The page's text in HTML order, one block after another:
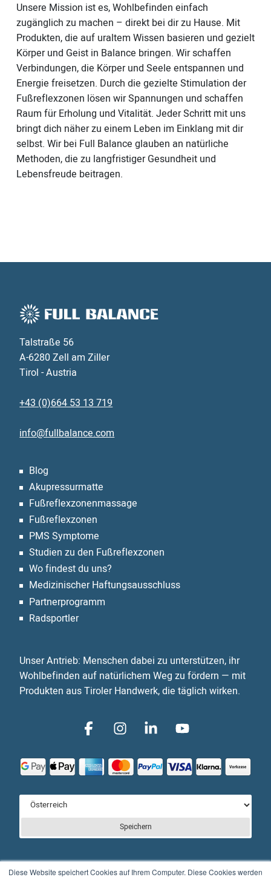
Diese Website speichert Cookies auf Ihrem Computer. Diese Cookies werden
Unsere Mission ist es, Wohlbefinden einfach
zugänglich zu machen – direkt bei dir zu Hause. Mit
Produkten, die auf uraltem Wissen basieren und gezielt
Körper und Geist in Balance bringen. Wir schaffen
Verbindungen, die Körper und Seele entspannen und
Energie freisetzen. Durch die gezielte Stimulation der
Fußreflexzonen lösen wir Spannungen und schaffen
Raum für Erholung und Vitalität. Jeder Schritt mit uns
bringt dich näher zu einem Leben im Einklang mit dir
selbst. Wir bei Full Balance glauben an natürliche
Methoden, die zu langfristiger Gesundheit und
Lebensfreude beitragen.
Talstraße 56
A-6280 Zell am Ziller
Tirol - Austria
+43 (0)664 53 13 719
info@fullbalance.com
Blog
Akupressurmatte
Fußreflexzonen­massage
Fußreflexzonen
PMS Symptome
Studien zu den Fußreflexzonen
Wo findest du uns?
Medizinischer Haftungsausschluss
Partnerprogramm
Radsportler
Unser Antrieb: Menschen dabei zu unterstützen, ihr
Wohlbefinden auf natürlichem Weg zu fördern — mit
Produkten aus Tiroler Handwerk, die täglich wirken.
Speichern